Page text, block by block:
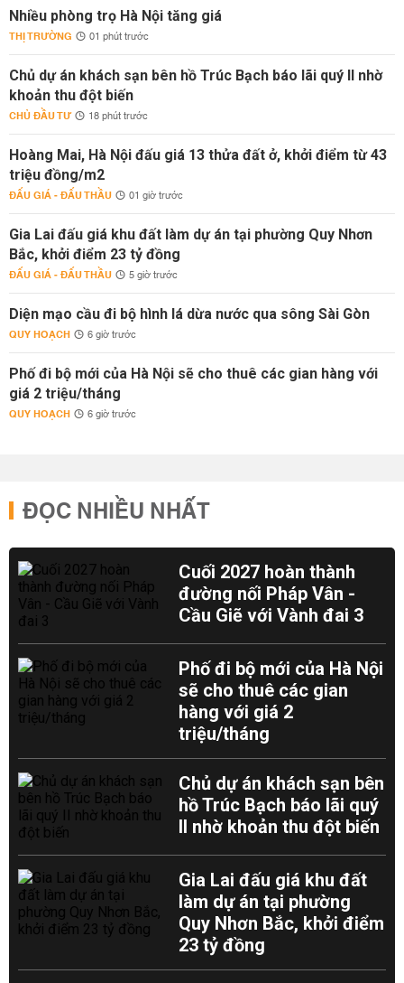
Nhiều phòng trọ Hà Nội tăng giá
THỊ TRƯỜNG 01 phút trước
Chủ dự án khách sạn bên hồ Trúc Bạch báo lãi quý II nhờ
khoản thu đột biến
CHỦ ĐẦU TƯ 18 phút trước
Hoàng Mai, Hà Nội đấu giá 13 thửa đất ở, khởi điểm từ 43
triệu đồng/m2
ĐẤU GIÁ - ĐẤU THẦU 01 giờ trước
Gia Lai đấu giá khu đất làm dự án tại phường Quy Nhơn
Bắc, khởi điểm 23 tỷ đồng
ĐẤU GIÁ - ĐẤU THẦU 5 giờ trước
Diện mạo cầu đi bộ hình lá dừa nước qua sông Sài Gòn
QUY HOẠCH 6 giờ trước
Phố đi bộ mới của Hà Nội sẽ cho thuê các gian hàng với
giá 2 triệu/tháng
QUY HOẠCH 6 giờ trước
ĐỌC NHIỀU NHẤT
Cuối 2027 hoàn thành
đường nối Pháp Vân -
Cầu Giẽ với Vành đai 3
Phố đi bộ mới của Hà Nội
sẽ cho thuê các gian
hàng với giá 2
triệu/tháng
Chủ dự án khách sạn bên
hồ Trúc Bạch báo lãi quý
II nhờ khoản thu đột biến
Gia Lai đấu giá khu đất
làm dự án tại phường
Quy Nhơn Bắc, khởi điểm
23 tỷ đồng